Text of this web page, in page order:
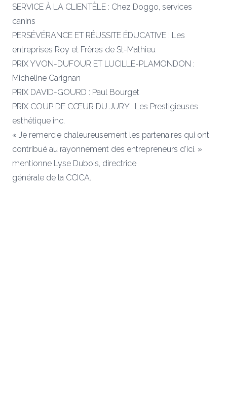
SERVICE À LA CLIENTÈLE : Chez Doggo, services
canins
PERSÉVÉRANCE ET RÉUSSITE ÉDUCATIVE : Les
entreprises Roy et Frères de St-Mathieu
PRIX YVON-DUFOUR ET LUCILLE-PLAMONDON :
Micheline Carignan
PRIX DAVID-GOURD : Paul Bourget
PRIX COUP DE CŒUR DU JURY : Les Prestigieuses
esthétique inc.
« Je remercie chaleureusement les partenaires qui ont
contribué au rayonnement des entrepreneurs d’ici. »
mentionne Lyse Dubois, directrice
générale de la CCICA.